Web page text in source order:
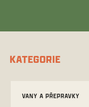
KATEGORIE
VANY A PŘEPRAVKY